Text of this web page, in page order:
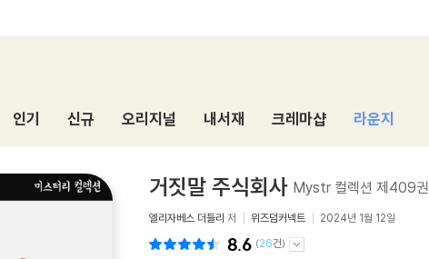
인기 신규 오리지널 내서재 크레마샵 라운지
거짓말 주식회사 Mystr 컬렉션 제409권
엘리자베스 더들리 저 위즈덤커넥트 2024년 1월 12일
8.6 (26건)